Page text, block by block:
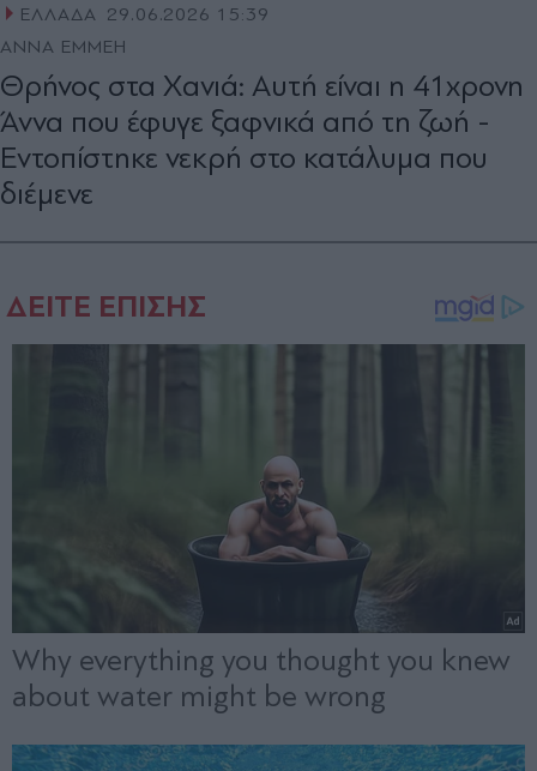
ΕΛΛΑΔΑ 29.06.2026 15:39
ΑΝΝΑ ΕΜΜΕΗ
Θρήνος στα Χανιά: Αυτή είναι η 41χρονη
Άννα που έφυγε ξαφνικά από τη ζωή -
Εντοπίστηκε νεκρή στο κατάλυμα που
διέμενε